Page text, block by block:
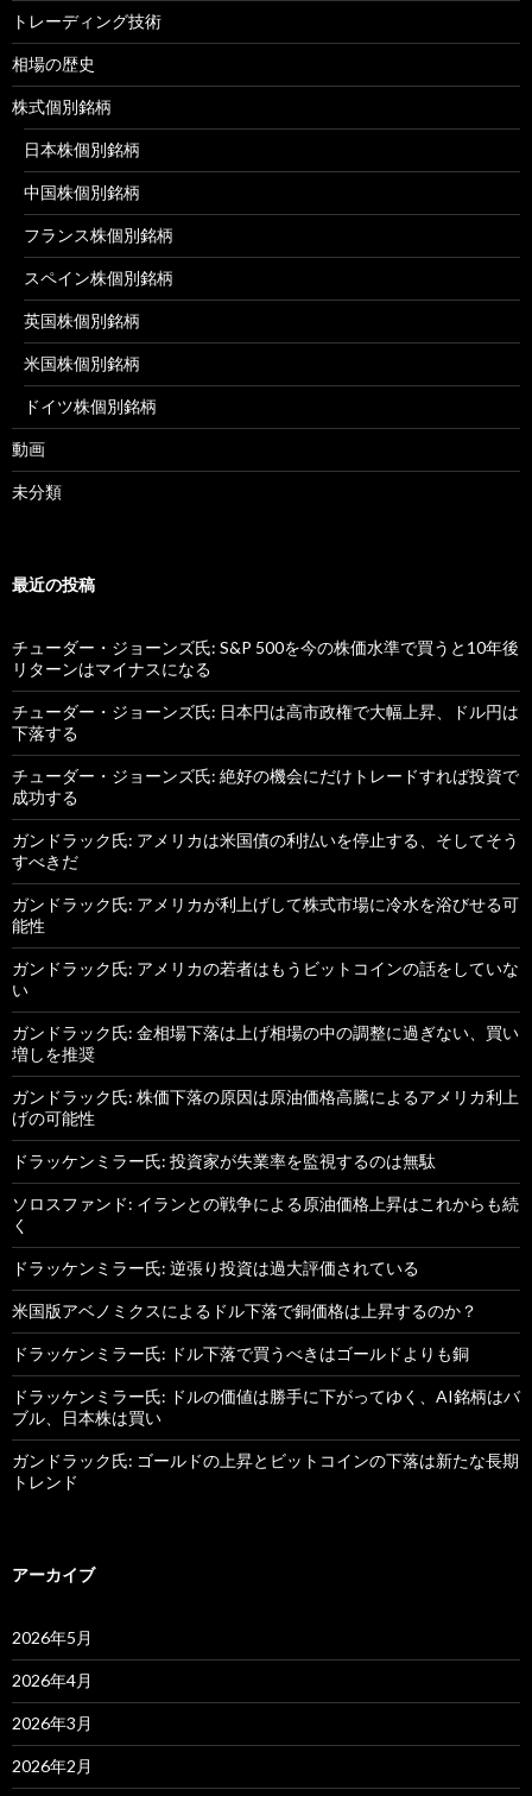
トレーディング技術
相場の歴史
株式個別銘柄
日本株個別銘柄
中国株個別銘柄
フランス株個別銘柄
スペイン株個別銘柄
英国株個別銘柄
米国株個別銘柄
ドイツ株個別銘柄
動画
未分類
最近の投稿
チューダー・ジョーンズ氏: S&P 500を今の株価水準で買うと10年後
リターンはマイナスになる
チューダー・ジョーンズ氏: 日本円は高市政権で大幅上昇、ドル円は
下落する
チューダー・ジョーンズ氏: 絶好の機会にだけトレードすれば投資で
成功する
ガンドラック氏: アメリカは米国債の利払いを停止する、そしてそう
すべきだ
ガンドラック氏: アメリカが利上げして株式市場に冷水を浴びせる可
能性
ガンドラック氏: アメリカの若者はもうビットコインの話をしていな
い
ガンドラック氏: 金相場下落は上げ相場の中の調整に過ぎない、買い
増しを推奨
ガンドラック氏: 株価下落の原因は原油価格高騰によるアメリカ利上
げの可能性
ドラッケンミラー氏: 投資家が失業率を監視するのは無駄
ソロスファンド: イランとの戦争による原油価格上昇はこれからも続
く
ドラッケンミラー氏: 逆張り投資は過大評価されている
米国版アベノミクスによるドル下落で銅価格は上昇するのか？
ドラッケンミラー氏: ドル下落で買うべきはゴールドよりも銅
ドラッケンミラー氏: ドルの価値は勝手に下がってゆく、AI銘柄はバ
ブル、日本株は買い
ガンドラック氏: ゴールドの上昇とビットコインの下落は新たな長期
トレンド
アーカイブ
2026年5月
2026年4月
2026年3月
2026年2月